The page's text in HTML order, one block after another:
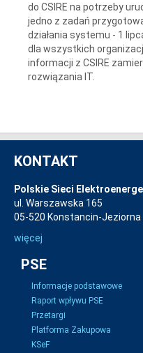
do CSIRE na potrzeby
jedno z zadań
działania systemu - 1
dla wszystkich
informacji z CSIRE
rozwiązania IT.
KONTAKT
Polskie Sieci
ul. Warszawska 165
05-520 Konstancin-Jeziorna
więcej
PSE
Informacje podstawowe
Raport wpływu PSE
Przetargi
Platforma Zakupowa
KSeF